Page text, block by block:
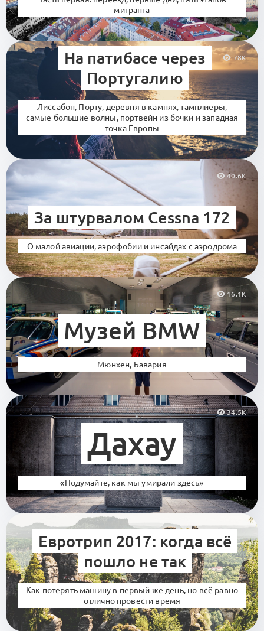
мигранта
78K
На патибасе через
Португалию
Лиссабон, Порту, деревня в камнях, тамплиеры,
самые большие волны, портвейн из бочки и западная
точка Европы
40.6K
За штурвалом Cessna 172
О малой авиации, аэрофобии и инсайдах с аэродрома
16.1K
Музей BMW
Мюнхен, Бавария
34.5K
Дахау
«Подумайте, как мы умирали здесь»
33.1K
Евротрип 2017: когда всё
пошло не так
Как потерять машину в первый же день, но всё равно
отлично провести время